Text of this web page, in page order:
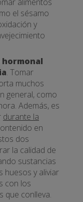
el sésamo
y
hormonal
. Tomar
muchos
general, como
Además, es
durante la
en
dos
la calidad de
sustancias
huesos y aliviar
con los
que conlleva.